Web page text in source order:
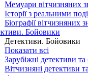
Мемуари вітчизняних
Історії з реальними
Біографії вітчизняних
Бойовики
Детективи. Бойовики
Показати всі
Зарубіжні детективи
Вітчизняні детективи